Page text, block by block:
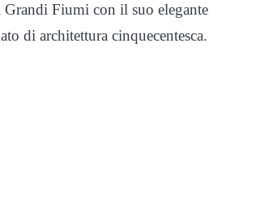
Fiumi con il suo elegante
di architettura cinquecentesca.